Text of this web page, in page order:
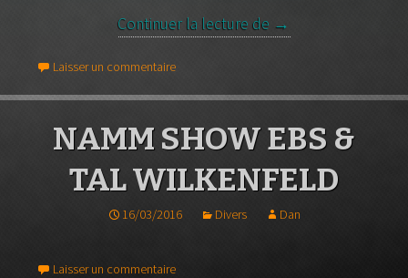
Continuer la lecture de « brooklyn » John
→
Laisser un commentaire
NAMM SHOW EBS &
TAL WILKENFELD
16/03/2016 Divers Dan
Laisser un commentaire